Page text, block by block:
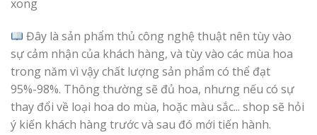
xong
Đây là sản phẩm thủ công nghệ thuật nên tùy vào
sự cảm nhận của khách hàng, và tùy vào các mùa hoa
trong năm vì vậy chất lượng sản phẩm có thể đạt
95%-98%. Thông thường sẽ đủ hoa, nhưng nếu có sự
thay đổi về loại hoa do mùa, hoặc màu sắc... shop sẽ hỏi
ý kiến khách hàng trước và sau đó mới tiến hành.